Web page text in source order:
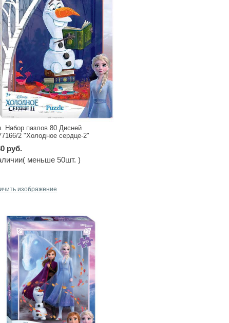
Набор пазлов 80 Дисней
2 "Холодное сердце-2"
руб.
меньше 50шт. )
изображение